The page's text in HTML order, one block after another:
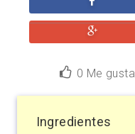
0 Me gusta
Ingredientes